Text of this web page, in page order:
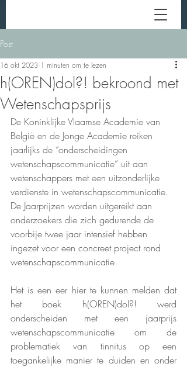
Post
h(OREN)dol?! bekroond met
Wetenschapsprijs
16 okt 2023 1 minuten om te lezen
De Koninklijke Vlaamse Academie van
België en de Jonge Academie reiken
jaarlijks de “onderscheidingen
wetenschapscommunicatie” uit aan
wetenschappers met een uitzonderlijke
verdienste in wetenschapscommunicatie.
De Jaarprijzen worden uitgereikt aan
onderzoekers die zich gedurende de
voorbije twee jaar intensief hebben
ingezet voor een concreet project rond
wetenschapscommunicatie.
Het is een eer hier te kunnen melden dat
het boek h(OREN)dol?! werd
onderscheiden met een jaarprijs
wetenschapscommunicatie om de
problematiek van tinnitus op een
toegankelijke manier te duiden en onder